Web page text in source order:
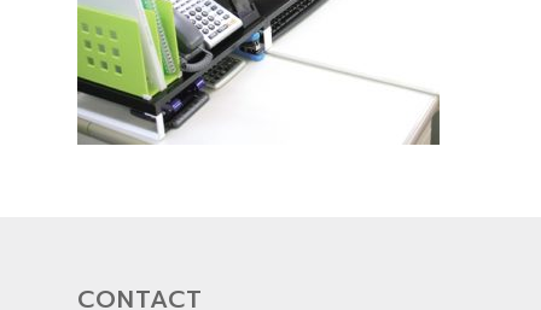
CONTACT